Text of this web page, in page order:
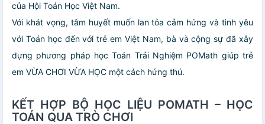
của Hội Toán Học Việt Nam.
Với khát vọng, tâm huyết muốn lan tỏa cảm hứng và tình yêu
với Toán học đến với trẻ em Việt Nam, bà và cộng sự đã xây
dựng phương pháp học Toán Trải Nghiệm POMath giúp trẻ
em VỪA CHƠI VỪA HỌC một cách hứng thú.
KẾT HỢP BỘ HỌC LIỆU POMATH – HỌC
TOÁN QUA TRÒ CHƠI